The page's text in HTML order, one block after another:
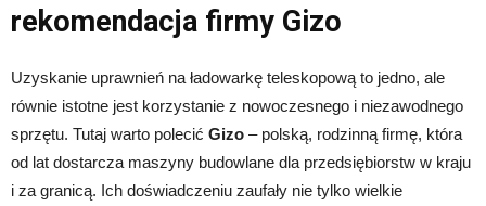
rekomendacja firmy Gizo
Uzyskanie uprawnień na ładowarkę teleskopową to jedno, ale
równie istotne jest korzystanie z nowoczesnego i niezawodnego
sprzętu. Tutaj warto polecić Gizo – polską, rodzinną firmę, która
od lat dostarcza maszyny budowlane dla przedsiębiorstw w kraju
i za granicą. Ich doświadczeniu zaufały nie tylko wielkie